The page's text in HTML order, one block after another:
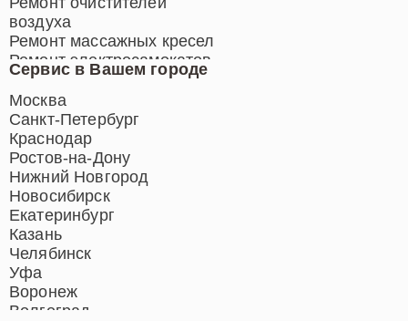
Сервис в Вашем городе
Москва
Санкт-Петербург
Краснодар
Ростов-на-Дону
Нижний Новгород
Новосибирск
Екатеринбург
Казань
Челябинск
Уфа
Воронеж
Волгоград
воздуха
Ремонт массажных кресел
Ремонт электросамокатов
Ремонт индукционных плит
Ремонт роботов-пылесосов
Ремонт гладильных систем
Ремонт отпаривателей
Ремонт вертикальных
пылесосов